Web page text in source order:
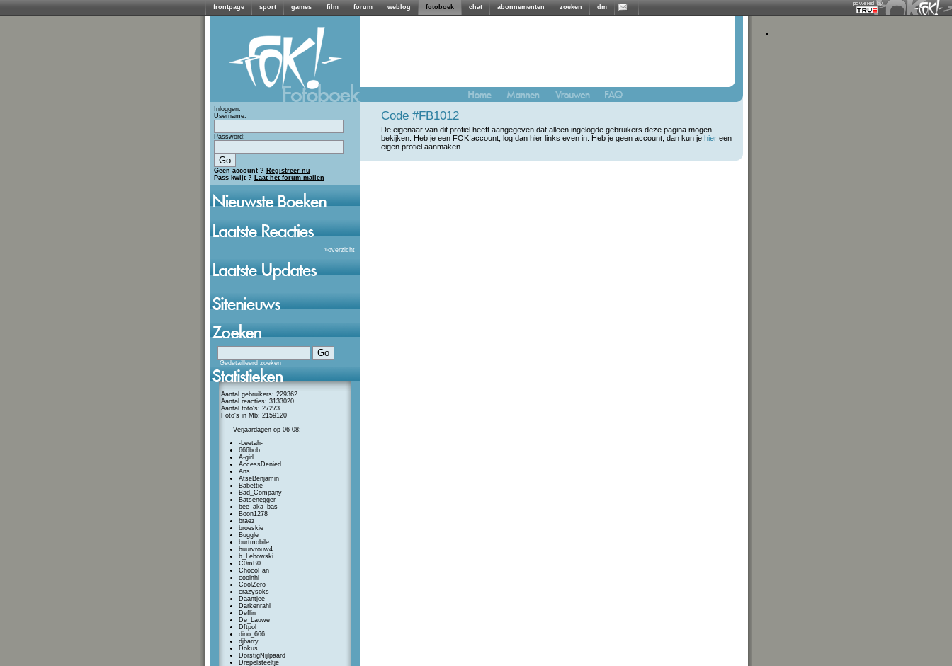
frontpage sport games film forum weblog fotoboek chat abonnementen zoeken dm
Inloggen:
Username:
Password:
Geen account ? Registreer nu
Pass kwijt ? Laat het forum mailen
»overzicht
Gedetailleerd zoeken
Aantal gebruikers: 229362
Aantal reacties: 3133020
Aantal foto's: 27273
Foto's in Mb: 2159120
Verjaardagen op 06-08:
-Leetah-
666bob
A-girl
AccessDenied
Ans
AtseBenjamin
Babettie
Bad_Company
Batsenegger
bee_aka_bas
Boon1278
braez
broeskie
Buggle
burtmobile
buurvrouw4
b_Lebowski
C0mB0
ChocoFan
coolnhl
CoolZero
crazysoks
Daantjee
Darkenrahl
Deflin
De_Lauwe
Dftpol
dino_666
djbarry
Dokus
DorstigNijlpaard
Drepelsteeltje
Code #FB1012
De eigenaar van dit profiel heeft aangegeven dat alleen ingelogde gebruikers deze pagina mogen
bekijken. Heb je een FOK!account, log dan hier links even in. Heb je geen account, dan kun je hier een
eigen profiel aanmaken.